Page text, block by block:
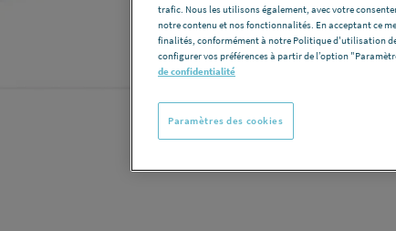
trafic. Nous les utilisons également, avec votre
notre contenu et nos fonctionnalités. En acceptant ce
finalités, conformément à notre Politique d'utilisation
configurer vos préférences à partir de l’option
de confidentialité
Paramètres des cookies